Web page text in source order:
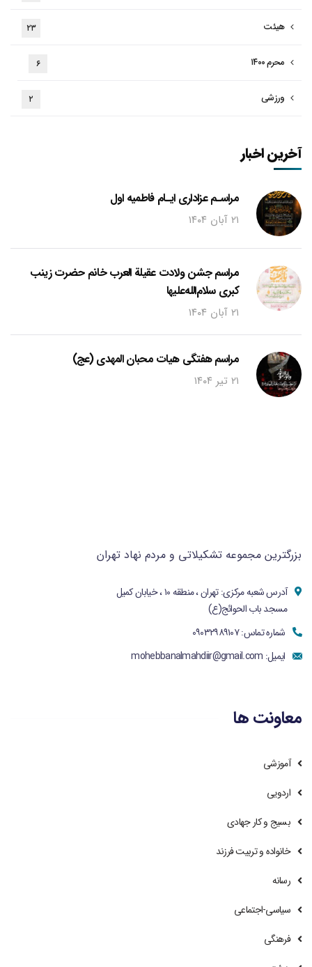
هیئت ۲۳
محرم ۱۴۰۰ ۶
ورزشی ۲
آخرین اخبار
مراسـم عزاداری ایـام فاطمیه اول
۲۱ آبان ۱۴۰۴
مراسم جشن ولادت عقیلة العرب خانم حضرت زینب
کبری سلام‌الله‌علیها
۲۱ آبان ۱۴۰۴
مراسم هفتگی هیات محبان المهدی (عج)
۲۱ تیر ۱۴۰۴
بزرگترین مجموعه تشکیلاتی و مردم نهاد تهران
آدرس شعبه مرکزی: تهران ، منطقه ۱۰ ، خیابان کمیل
مسجد باب الحوائج(ع)
شماره تماس: ۰۹۰۳۲۹۸۹۱۰۷
ایمیل: mohebbanalmahdiir@gmail.com
معاونت ها
آموزشی
اردویی
بسیج و کار جهادی
خانواده و تربیت فرزند
رسانه
سیاسی-اجتماعی
فرهنگی